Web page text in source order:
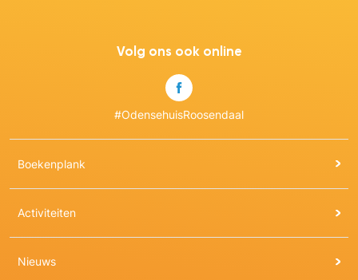
Activiteiten
Boekenplank
Nieuws
Volg ons ook online
#OdensehuisRoosendaal